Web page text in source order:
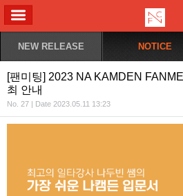
NEW RELEASE NOTICE
[팬미팅] 2023 NA KAMDEN
최 안내
No. 27 | Date 2023.05.11 13:23